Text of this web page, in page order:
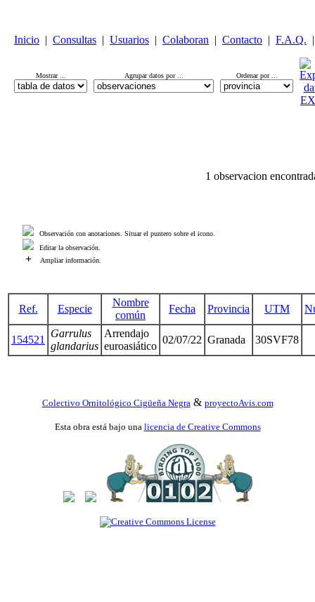
Inicio | Consultas | Usuarios | Colaboran | Contacto | F.A.Q. |
Mostrar ... Agrupar datos por ... Ordenar por ...
1 observacion
Observación con anotaciones. Situar el puntero sobre el icono.
Editar la observación.
+ Ampliar información.
Ref. Especie
Nombre
común
Fecha Provincia UTM
154521
Garrulus
glandarius
Arrendajo
euroasiático
02/07/22 Granada 30SVF78
Colectivo Ornitológico Cigüeña Negra & proyectoAvis.com
Esta obra está bajo una licencia de Creative Commons